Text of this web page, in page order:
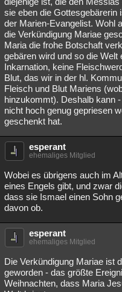
sie eben die Gottesgebärerin
der Marien-Evangelist. Wohl
die Verkündigung Mariae
Maria die frohe Botschaft
gebären wird und so die
Inkarnation, keine
Blut, das wir in der hl.
Fleisch und Blut Mariens
hinzukommt). Deshalb kann
nicht hoch genug gepriesen
geschenkt hat.
esperant
ehemaliges Mitglied
Wobei es übrigens auch im
eines Engels gibt, und zwar
dass sie Ismael einen Sohn
davon ob.
esperant
ehemaliges Mitglied
Die Verkündigung Mariae ist
geworden - das größte
Weihnachten, dass Maria